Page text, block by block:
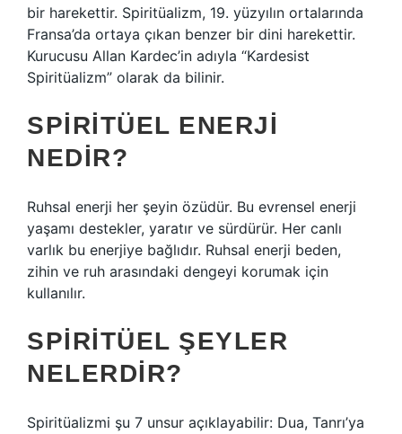
bir harekettir. Spiritüalizm, 19. yüzyılın ortalarında
Fransa’da ortaya çıkan benzer bir dini harekettir.
Kurucusu Allan Kardec’in adıyla “Kardesist
Spiritüalizm” olarak da bilinir.
SPIRITÜEL ENERJI
NEDIR?
Ruhsal enerji her şeyin özüdür. Bu evrensel enerji
yaşamı destekler, yaratır ve sürdürür. Her canlı
varlık bu enerjiye bağlıdır. Ruhsal enerji beden,
zihin ve ruh arasındaki dengeyi korumak için
kullanılır.
SPIRITÜEL ŞEYLER
NELERDIR?
Spiritüalizmi şu 7 unsur açıklayabilir: Dua, Tanrı’ya